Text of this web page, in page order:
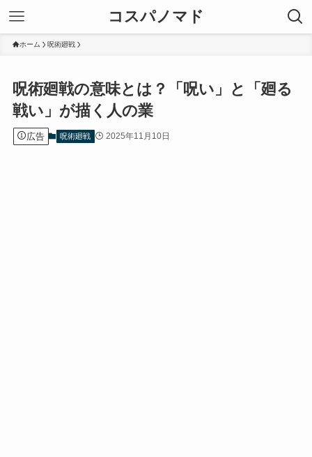
コスパノマド
ホーム 呪術廻戦
呪術廻戦の意味とは？「呪い」と「廻る
戦い」が描く人の業
広告 呪術廻戦 2025年11月10日